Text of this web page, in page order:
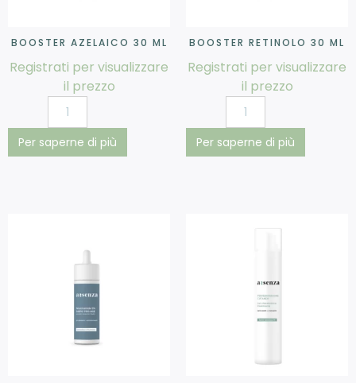
BOOSTER AZELAICO 30 ML
Registrati per visualizzare
il prezzo
Per saperne di più
BOOSTER RETINOLO 30 ML
Registrati per visualizzare
il prezzo
Per saperne di più